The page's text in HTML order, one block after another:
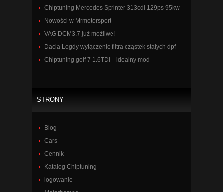
Chiptuning Mercedes Sprinter 313cdi 129ps 95kw
Nowości w Mrmotorsport
VAG DCM3.7 już możliwe!
Dacia Logdy wyłączenie filtra cząstek stałych dpf
Chiptuning golf 7 1.6TDI – idealny mod
STRONY
Blog
Cars
Cennik
Katalog Chiptuning
logowanie